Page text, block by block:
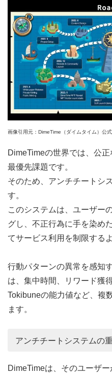
画像引用元：DimeTime（ダイムタイム）公
DimeTimeの世界では、公
最優先課題です。
そのため、アンチチートシ
す。
このシステムは、ユーザー
グし、不正行為に手を染め
てサービス利用を制限する
行動パターンの異常を感知
は、集中時間、リワード獲
Tokibuneの能力値など、複
ます。
アンチチートシステムの
DimeTimeは、そのユーザ